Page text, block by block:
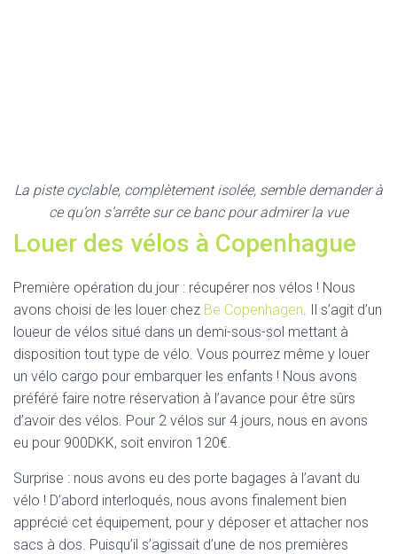
La piste cyclable, complètement isolée, semble demander à
ce qu’on s’arrête sur ce banc pour admirer la vue
Louer des vélos à Copenhague
Première opération du jour : récupérer nos vélos ! Nous
avons choisi de les louer chez Be Copenhagen. Il s’agit d’un
loueur de vélos situé dans un demi-sous-sol mettant à
disposition tout type de vélo. Vous pourrez même y louer
un vélo cargo pour embarquer les enfants ! Nous avons
préféré faire notre réservation à l’avance pour être sûrs
d’avoir des vélos. Pour 2 vélos sur 4 jours, nous en avons
eu pour 900DKK, soit environ 120€.
Surprise : nous avons eu des porte bagages à l’avant du
vélo ! D’abord interloqués, nous avons finalement bien
apprécié cet équipement, pour y déposer et attacher nos
sacs à dos. Puisqu’il s’agissait d’une de nos premières